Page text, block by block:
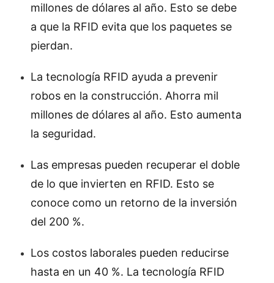
millones de dólares al año. Esto se debe
a que la RFID evita que los paquetes se
pierdan.
La tecnología RFID ayuda a prevenir
robos en la construcción. Ahorra mil
millones de dólares al año. Esto aumenta
la seguridad.
Las empresas pueden recuperar el doble
de lo que invierten en RFID. Esto se
conoce como un retorno de la inversión
del 200 %.
Los costos laborales pueden reducirse
hasta en un 40 %. La tecnología RFID